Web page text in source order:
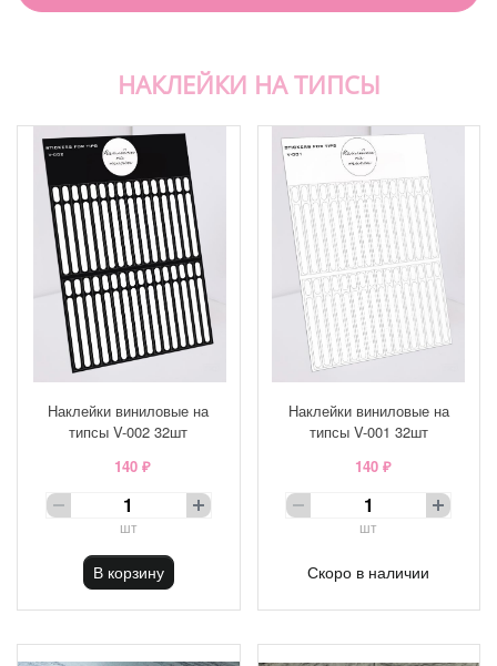
НАКЛЕЙКИ НА ТИПСЫ
Наклейки виниловые на
типсы V-002 32шт
140 ₽
шт
В корзину
Наклейки виниловые на
типсы V-001 32шт
140 ₽
шт
Скоро в наличии